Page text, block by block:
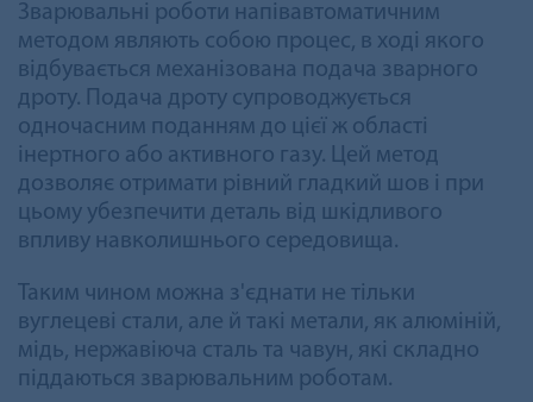
Зварювальні роботи напівавтоматичним
методом являють собою процес, в ході якого
відбувається механізована подача зварного
дроту. Подача дроту супроводжується
одночасним поданням до цієї ж області
інертного або активного газу. Цей метод
дозволяє отримати рівний гладкий шов і при
цьому убезпечити деталь від шкідливого
впливу навколишнього середовища.
Таким чином можна з'єднати не тільки
вуглецеві стали, але й такі метали, як алюміній,
мідь, нержавіюча сталь та чавун, які складно
піддаються зварювальним роботам.